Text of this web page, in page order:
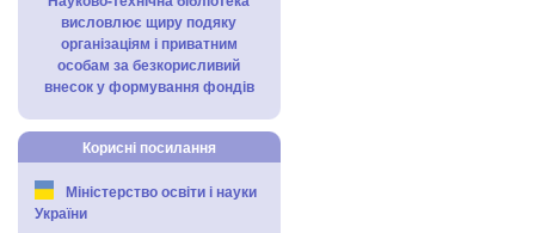
висловлює щиру подяку
організаціям і приватним
особам за безкорисливий
внесок у формування фондів
Корисні посилання
Міністерство освіти і науки
України